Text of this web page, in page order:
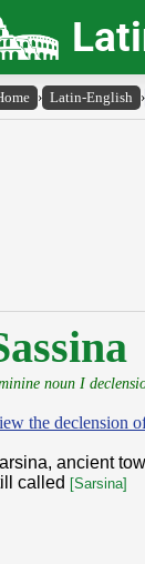
› Latin-English ›
noun I
the declension
ancient
called [Sarsina]